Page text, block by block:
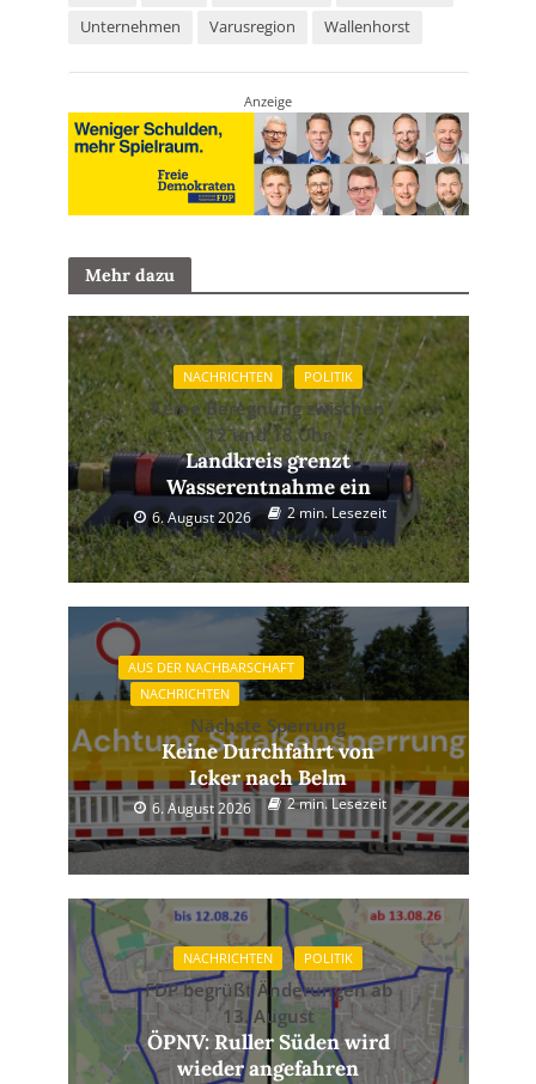
Unternehmen Varusregion Wallenhorst
Anzeige
Mehr dazu
NACHRICHTEN POLITIK
Keine Beregnung zwischen
12 und 18 Uhr
Landkreis grenzt
Wasserentnahme ein
6. August 2026 2 min. Lesezeit
AUS DER NACHBARSCHAFT
NACHRICHTEN
Nächste Sperrung
Keine Durchfahrt von
Icker nach Belm
6. August 2026 2 min. Lesezeit
NACHRICHTEN POLITIK
FDP begrüßt Änderungen ab
13. August
ÖPNV: Ruller Süden wird
wieder angefahren